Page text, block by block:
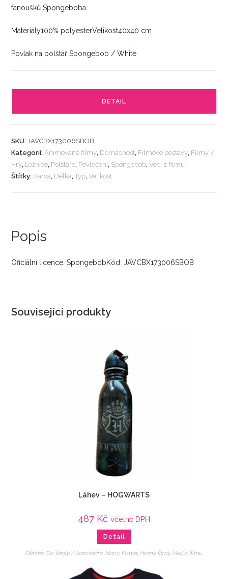
fanoušků Spongeboba.
Materiály100% polyesterVelikost40x40 cm
Povlak na polštář Spongebob / White
DETAIL
SKU:JAVCBX173006SBOB
Kategorií:Animované filmy, Domácnost, Filmové postavy, Filmy /
Hry, Ložnice, Polštáře, Povlečení, Spongebob,Veci z filmu
Štítky: Barva, Délka,Typ,Velikost
Popis
Oficiální licence: SpongebobKód: JAVCBX173006SBOB
Související produkty
Láhev – HOGWARTS
487 Kč včetně DPH
Detail
Dětské, Do školy / kanceláře, Harry Potter, Hrané filmy, Veci z filmu